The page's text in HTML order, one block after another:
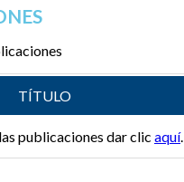
TÍTULO
publicaciones dar clic aquí.